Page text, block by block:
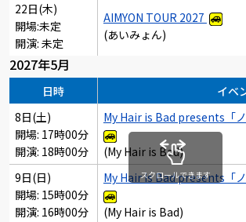
22日(木)
開場:未定
開演: 未定
AIMYON TOUR 2027
(あいみょん)
2027年5月
日時
イベ
8日(土)
開場: 17時00分
開演: 18時00分
My Hair is Bad presents「
(My Hair is Bad)
9日(日)
開場: 15時00分
開演: 16時00分
My Hair is Bad presents「
(My Hair is Bad)
スクロールできます